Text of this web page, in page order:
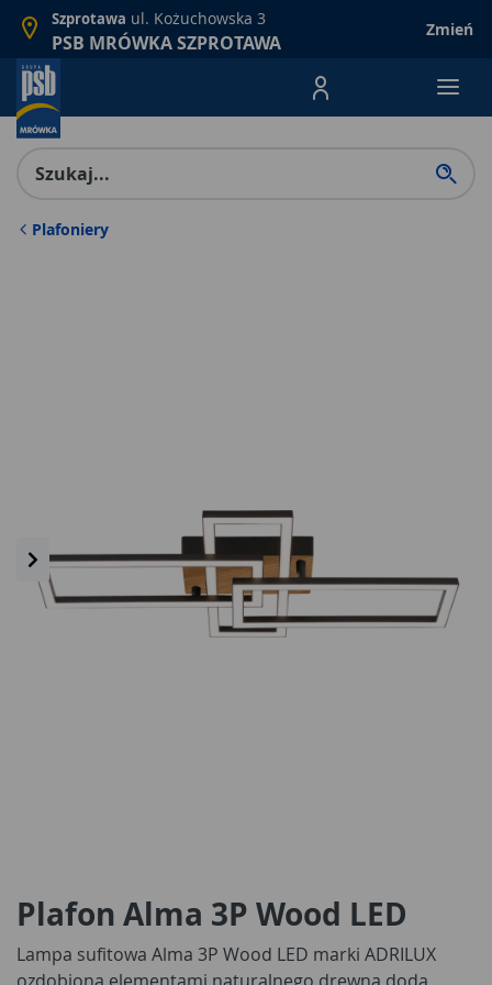
Szprotawa ul. Kożuchowska 3
PSB MRÓWKA SZPROTAWA
Zmień
Menu Produktów,
Plafoniery
Plafon Alma 3P Wood LED
Lampa sufitowa Alma 3P Wood LED marki ADRILUX